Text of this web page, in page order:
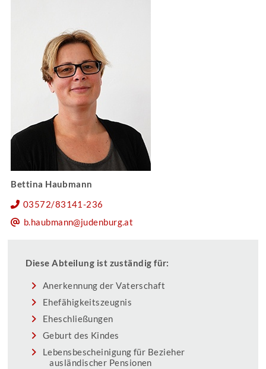
Bettina Haubmann
03572/83141-236
b.haubmann@judenburg.at
Diese Abteilung ist zuständig für:
Anerkennung der Vaterschaft
Ehefähigkeitszeugnis
Eheschließungen
Geburt des Kindes
Lebensbescheinigung für Bezieher
ausländischer Pensionen